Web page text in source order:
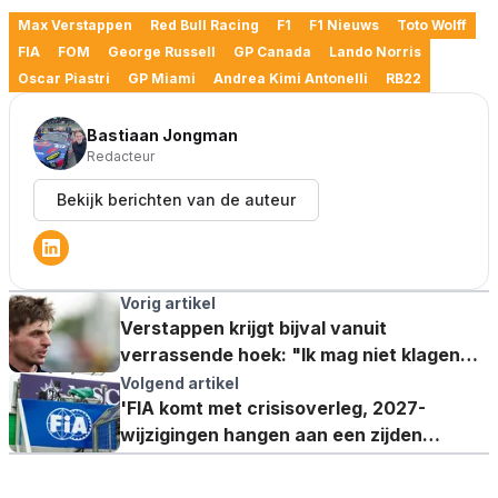
Max Verstappen Red Bull Racing F1 F1 Nieuws
Toto Wolff
FIA
FOM George Russell GP Canada
Lando Norris
Oscar Piastri
GP Miami Andrea Kimi Antonelli RB22
Bastiaan Jongman
Redacteur
Bekijk berichten van de auteur
Vorig artikel
Verstappen krijgt bijval vanuit
verrassende hoek: "Ik mag niet klagen
over de krachtbron"
Volgend artikel
'FIA komt met crisisoverleg, 2027-
wijzigingen hangen aan een zijden
draadje'